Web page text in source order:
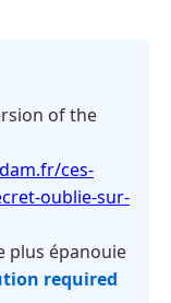
of the
ces-
oublie-sur-
plus épanouie
required